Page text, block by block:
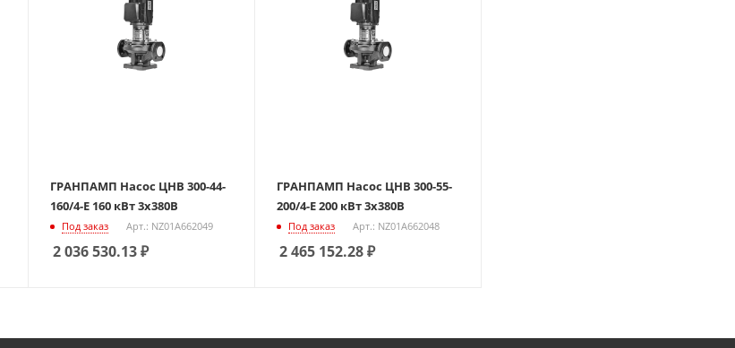
ГРАНПАМП Насос ЦНВ 300-44-
160/4-Е 160 кВт 3х380В
Под заказ Арт.: NZ01A662049
2 036 530.13₽
ГРАНПАМП Насос ЦНВ 300-55-
200/4-Е 200 кВт 3х380В
Под заказ Арт.: NZ01A662048
2 465 152.28₽